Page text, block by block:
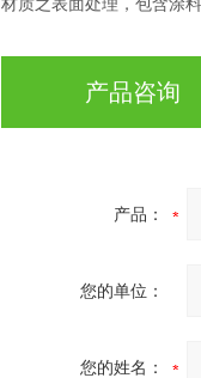
产品咨询
产品：
您的单位：
您的姓名：